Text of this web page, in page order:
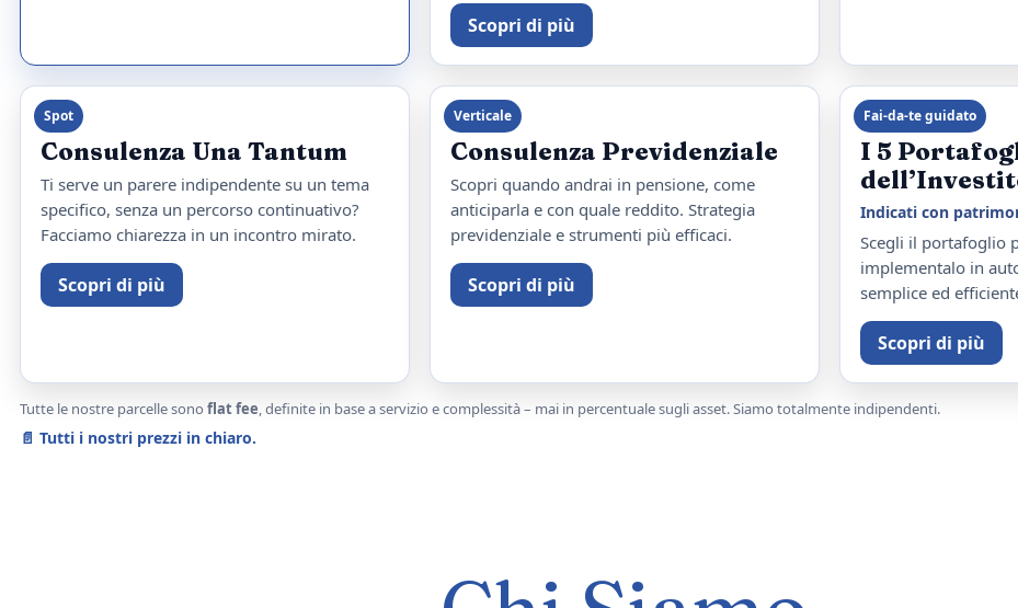
Scopri di più
Spot
Consulenza Una Tantum
Ti serve un parere indipendente su un tema
specifico, senza un percorso continuativo?
Facciamo chiarezza in un incontro mirato.
Scopri di più
Verticale
Consulenza Previdenziale
Scopri quando andrai in pensione, come
anticiparla e con quale reddito. Strategia
previdenziale e strumenti più efficaci.
Scopri di più
Fai‑da‑te guidato
I 5
Indicati con
Scegli il portafoglio
implementalo in
semplice ed
Scopri di più
Tutte le nostre parcelle sono flat fee, definite in base a servizio e complessità – mai in percentuale sugli asset. Siamo totalmente indipendenti.
📄 Tutti i nostri prezzi in chiaro.